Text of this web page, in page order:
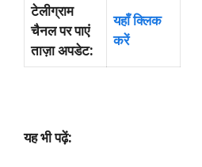
टेलीग्राम
चैनल पर पाएं
ताज़ा अपडेट:
यहाँ क्लिक
करें
यह भी पढ़ें: